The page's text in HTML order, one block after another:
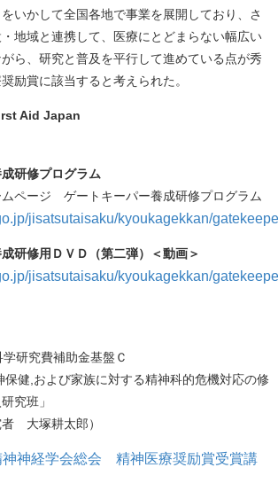
いかして全国各地で事業を展開しており、さ
地域と連携して、医療にとどまらない幅広い
ら、研究と普及を平行して進めている点が秀
励賞に該当すると考えられた。
Aid Japan
研修プログラム
ページ ゲートキーパー養成研修プログラム
jisatsutaisaku/kyoukagekkan/
研修用ＤＶＤ（第二弾）＜動画＞
jisatsutaisaku/kyoukagekkan/
研究費補助金基盤Ｃ
よび家族に対する精神科的危機対応の修
究班」
塚耕太郎）
神神経学会総会 精神医療奨励賞受賞講